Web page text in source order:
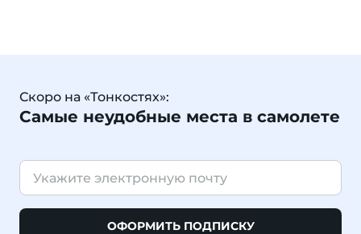
Скоро на «Тонкостях»:
Самые неудобные места в самолете
ОФОРМИТЬ ПОДПИСКУ